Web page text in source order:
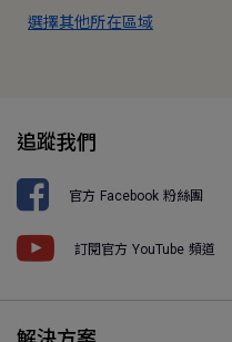
選擇其他所在區域
追蹤我們
官方 Facebook 粉絲團
訂閱官方 YouTube 頻道